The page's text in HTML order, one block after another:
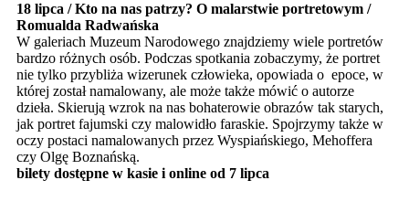
18 lipca / Kto na nas patrzy? O malarstwie portretowym /
Romualda Radwańska
W galeriach Muzeum Narodowego znajdziemy wiele portretów
bardzo różnych osób. Podczas spotkania zobaczymy, że portret
nie tylko przybliża wizerunek człowieka, opowiada o epoce, w
której został namalowany, ale może także mówić o autorze
dzieła. Skierują wzrok na nas bohaterowie obrazów tak starych,
jak portret fajumski czy malowidło faraskie. Spojrzymy także w
oczy postaci namalowanych przez Wyspiańskiego, Mehoffera
czy Olgę Boznańską.
bilety dostępne w kasie i online od 7 lipca